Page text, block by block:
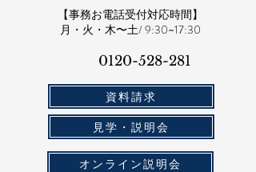
【事務お電話受付対応時間】
​月・火・木〜土/ 9:30~17:30
0120-528-281​
資料請求
見学・説明会
オンライン説明会